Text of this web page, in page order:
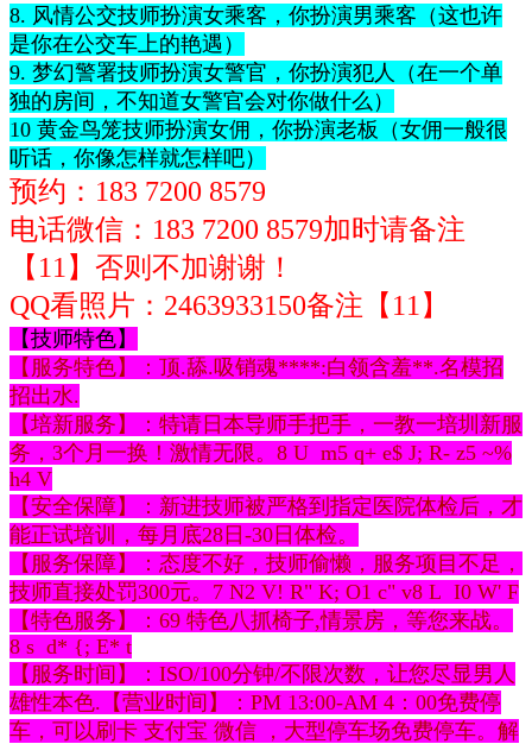
8. 风情公交技师扮演女乘客，你扮演男乘客（这也许
是你在公交车上的艳遇）
9. 梦幻警署技师扮演女警官，你扮演犯人（在一个单
独的房间，不知道女警官会对你做什么）
10 黄金鸟笼技师扮演女佣，你扮演老板（女佣一般很
听话，你像怎样就怎样吧）
预约：183 7200 8579
电话微信： 183 7200 8579加时请备注
【11】否则不加谢谢！
QQ看照片：2463933150备注【11】
【技师特色】
【服务特色】：顶.舔.吸销魂****:白领含羞**.名模招
招出水.
【培新服务】：特请日本导师手把手，一教一培圳新服
务，3个月一换！激情无限。 8 U m5 q+ e$ J; R- z5 ~%
h4 V
【安全保障】：新进技师被严格到指定医院体检后，才
能正试培训，每月底28日-30日体检。
【服务保障】：态度不好，技师偷懒，服务项目不足，
技师直接处罚300元。 7 N2 V! R" K; O1 c" v8 L I0 W' F
【特色服务】：69 特色八抓椅子,情景房，等您来战。
8 s d* {; E* t
【服务时间】：ISO/100分钟/不限次数，让您尽显男人
雄性本色.【营业时间】：PM 13:00-AM 4：00免费停
车，可以刷卡 支付宝 微信 ，大型停车场免费停车。解